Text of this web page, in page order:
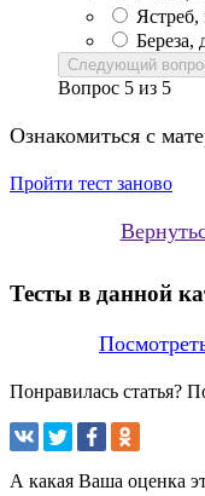
Ястреб,
Береза,
Следующий
Вопрос 5 из 5
Ознакомиться с
Пройти тест заново
Тесты в данной
Понравилась статья?
А какая Ваша оценка